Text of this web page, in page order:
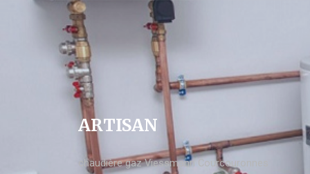
ARTISAN
chaudière gaz Viessmann Courcouronnes